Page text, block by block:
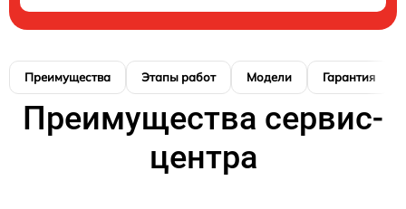
Преимущества Этапы работ Модели Гарантия
Преимущества сервис-
центра